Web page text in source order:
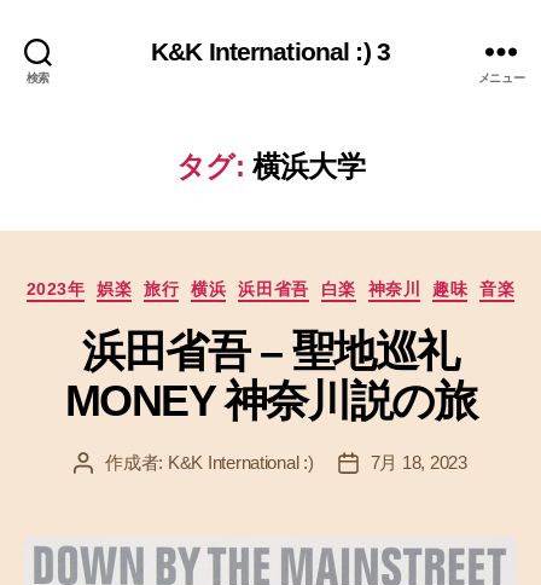
検索
K&K International :) 3
メニュー
タグ: 横浜大学
カ
リ
ー
2023年 娯楽 旅行 横浜 浜田省吾 白楽 神奈川 趣味 音楽
浜田省吾 – 聖地巡礼
MONEY 神奈川説の旅
投 作成者: K&K International :)
投 7月 18, 2023